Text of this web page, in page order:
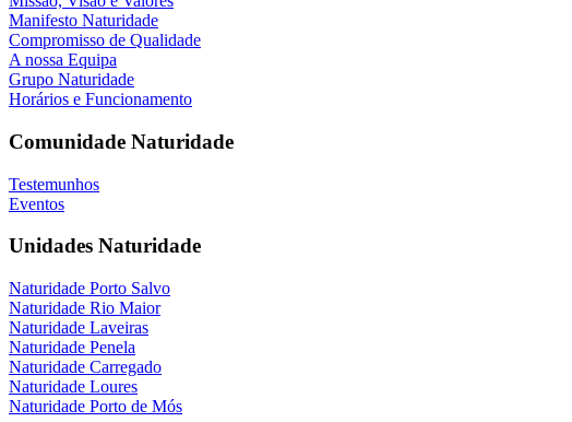
Manifesto Naturidade
Compromisso de Qualidade
A nossa Equipa
Grupo Naturidade
Horários e Funcionamento
Comunidade Naturidade
Testemunhos
Eventos
Unidades Naturidade
Naturidade Porto Salvo
Naturidade Rio Maior
Naturidade Laveiras
Naturidade Penela
Naturidade Carregado
Naturidade Loures
Naturidade Porto de Mós